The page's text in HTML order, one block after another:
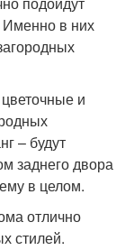
Именно в них
и
– будут
заднего двора
в целом.
отлично
стилей.